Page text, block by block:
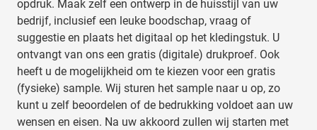
opdruk. Maak zelf een ontwerp in de huisstijl van uw
bedrijf, inclusief een leuke boodschap, vraag of
suggestie en plaats het digitaal op het kledingstuk. U
ontvangt van ons een gratis (digitale) drukproef. Ook
heeft u de mogelijkheid om te kiezen voor een gratis
(fysieke) sample. Wij sturen het sample naar u op, zo
kunt u zelf beoordelen of de bedrukking voldoet aan uw
wensen en eisen. Na uw akkoord zullen wij starten met